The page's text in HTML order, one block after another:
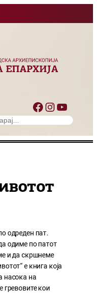
Facebook Instagram YouTube
одреден пат.
одиме по патот
и да скршнеме
е книга која
насока на
гревовите кои